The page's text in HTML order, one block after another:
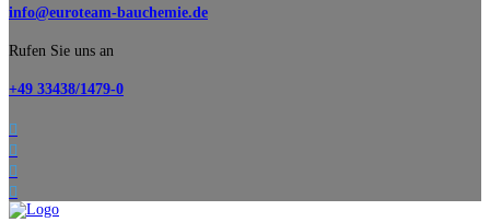
info@euroteam-bauchemie.de
Rufen Sie uns an
+49 33438/1479-0



